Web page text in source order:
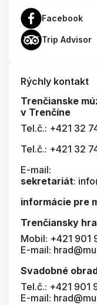
Facebook
Trip Advisor
Rýchly kontakt
Trenčianske
v Trenčíne
Tel.č.: +421 32
Tel.č.: +421 32
E-mail:
sekretariát:
informácie pre
Trenčiansky
Mobil: +421 901
E-mail:
Svadobné
Tel.č.: +421 901
E-mail: